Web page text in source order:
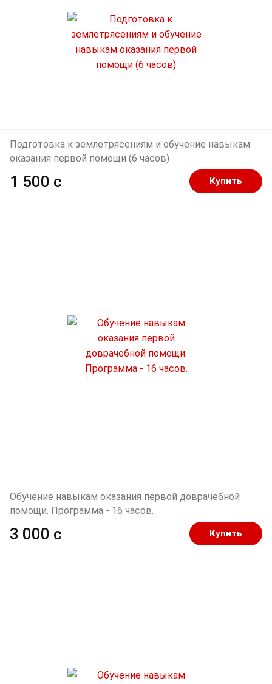
Подготовка к землетрясениям и обучение навыкам
оказания первой помощи (6 часов)
1 500 c Купить
Обучение навыкам оказания первой доврачебной
помощи. Программа - 16 часов.
3 000 c Купить